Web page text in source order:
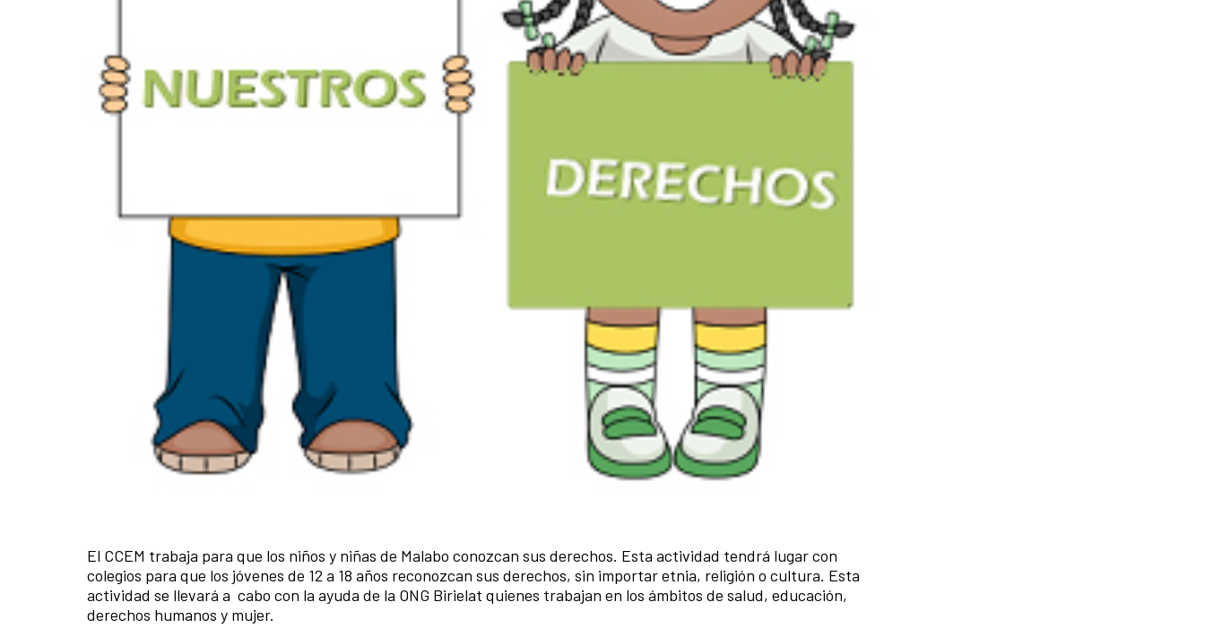
El CCEM trabaja para que los niños y niñas de Malabo conozcan sus derechos. Esta actividad tendrá lugar con
colegios para que los jóvenes de 12 a 18 años reconozcan sus derechos, sin importar etnia, religión o cultura. Esta
actividad se llevará a cabo con la ayuda de la ONG Birielat quienes trabajan en los ámbitos de salud, educación,
derechos humanos y mujer.